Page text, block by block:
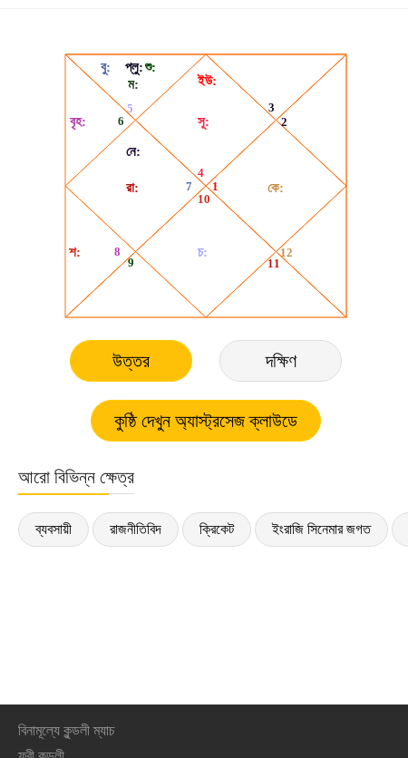
উত্তর দক্ষিণ
আরো বিভিন্ন ক্ষেত্র
ব্যবসায়ী রাজনীতিবিদ ক্রিকেট ইংরাজি সিনেমার জগত
বিনামূল্যে কুন্ডলী ম্যাচ